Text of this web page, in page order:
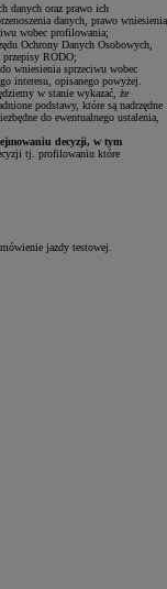
danych oraz prawo ich
danych, prawo wniesienia
wobec profilowania;
Ochrony Danych Osobowych,
przepisy RODO;
wniesienia sprzeciwu wobec
interesu, opisanego powyżej.
w stanie wykazać, że
podstawy, które są nadrzędne
do ewentualnego ustalenia,
decyzji, w tym
tj. profilowaniu które
jazdy testowej.